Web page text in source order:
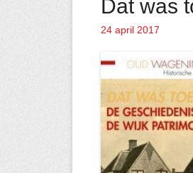
Dat was
Geplaatst op
24 april 2017